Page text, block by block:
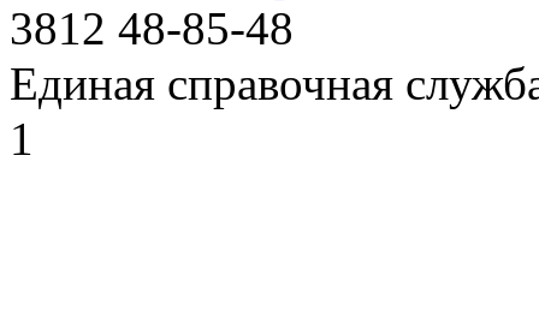
3812 48-85-48
Единая справочная
1